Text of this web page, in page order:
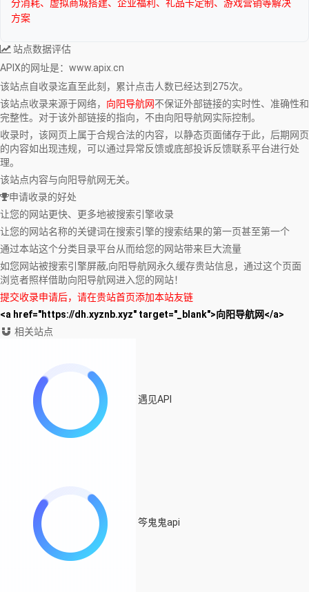
分消耗、虚拟商城搭建、企业福利、礼品卡定制、游戏营销等解决
方案
站点数据评估
APIX的网址是：www.apix.cn
该站点自收录迄直至此刻，累计点击人数已经达到275次。
该站点收录来源于网络， 向阳导航网不保证外部链接的实时性、准确性和
完整性。对于该外部链接的指向，不由向阳导航网实际控制。
收录时，该网页上属于合规合法的内容，以静态页面储存于此，后期网页
的内容如出现违规，可以通过异常反馈或底部投诉反馈联系平台进行处
理。
该站点内容与向阳导航网无关。
申请收录的好处
让您的网站更快、更多地被搜索引擎收录
让您的网站名称的关键词在搜索引擎的搜索结果的第一页甚至第一个
通过本站这个分类目录平台从而给您的网站带来巨大流量
如您网站被搜索引擎屏蔽,向阳导航网永久缓存贵站信息，通过这个页面
浏览者照样借助向阳导航网进入您的网站！
提交收录申请后，请在贵站首页添加本站友链
<a href="https://dh.xyznb.xyz" target="_blank">向阳导航网</a>
相关站点
遇见API
笒鬼鬼api